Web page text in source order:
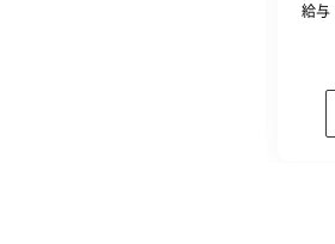
給与